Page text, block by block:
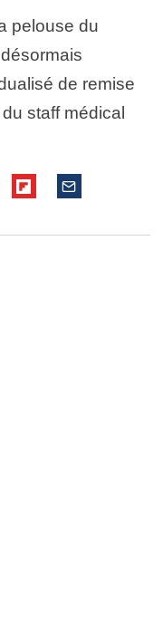
pelouse du
de remise
staff médical